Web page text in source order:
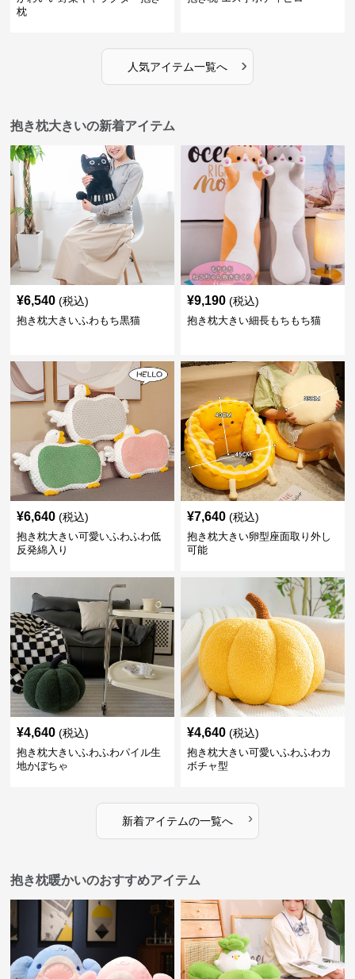
枕
人気アイテム一覧へ ›
抱き枕大きいの新着アイテム
¥6,540 (税込)
抱き枕大きいふわもち黒猫
¥9,190 (税込)
抱き枕大きい細長もちもち猫
¥6,640 (税込)
抱き枕大きい可愛いふわふわ低
反発綿入り
¥7,640 (税込)
抱き枕大きい卵型座面取り外し
可能
¥4,640 (税込)
抱き枕大きいふわふわパイル生
地かぼちゃ
¥4,640 (税込)
抱き枕大きい可愛いふわふわカ
ボチャ型
新着アイテムの一覧へ ›
抱き枕暖かいのおすすめアイテム